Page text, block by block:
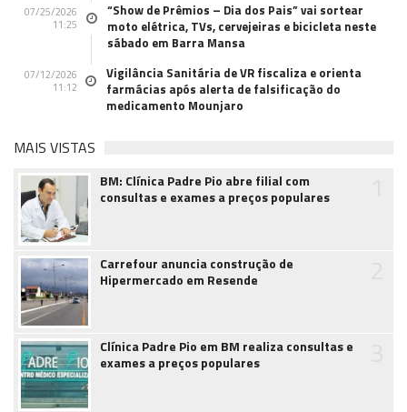
07/25/2026
11:25
“Show de Prêmios – Dia dos Pais” vai sortear
moto elétrica, TVs, cervejeiras e bicicleta neste
sábado em Barra Mansa
07/12/2026
11:12
Vigilância Sanitária de VR fiscaliza e orienta
farmácias após alerta de falsificação do
medicamento Mounjaro
MAIS VISTAS
BM: Clínica Padre Pio abre filial com
consultas e exames a preços populares
Carrefour anuncia construção de
Hipermercado em Resende
Clínica Padre Pio em BM realiza consultas e
exames a preços populares